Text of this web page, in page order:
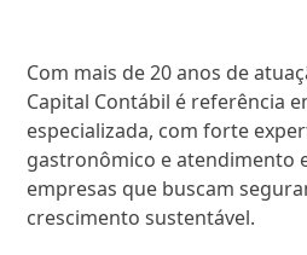
Com mais de 20 anos de
Capital Contábil é referência
especializada, com forte
gastronômico e atendimento
empresas que buscam
crescimento sustentável.